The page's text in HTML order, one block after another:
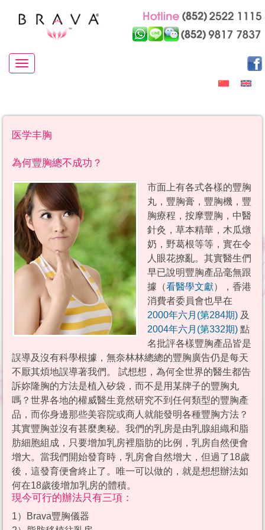
Toggle navigation
医学丰胸
為何豐胸總不成功？
市面上有各式各樣的豐胸
丸，豐胸膏，豐胸機，豐
胸療程，按摩豐胸，中醫
針灸，草本精華，木瓜燉
奶，野葛根等等，實在令
人眼花撩亂。其實醫生們
早已說明豐胸產品毫無跟
據（看醫學文獻），香港
消費者委員會也早在
2000年六月(第284期) 及
2004年六月(第332期) 點
名批評各樣豐胸產品皆是
誤導及沒有科學根據，無奈林林總總的豐胸廣告仍是每天
不厭其煩地誤導著我們。 試想想，為何全世界的醫生都告
訴妳隆胸的方法是植入矽袋，而不是用某牌子的豐胸丸
嗎？世界各地的權威醫生竟然研究不到任何類型的豐胸產
品，而你身邊那些美容院或商人就能發明各種豐胸方法？
其實豐胸並沒有甚麼奧秘。我們的乳房是由乳腺組織和脂
肪細胞組成，只要增加乳房裡脂肪的比例，乳房自然便會
增大。當我們開始發育時，乳房會自然增大，但過了18歲
後，這發育便會終止了。唯一可以做的，就是想想辦法如
何在18歲後增加乳房的體積。
現今可行的辦法只有三項：
1）Brava豐胸儀器